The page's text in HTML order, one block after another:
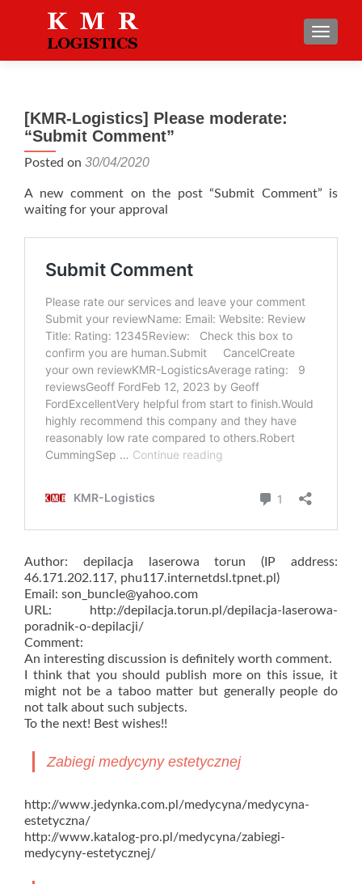
[KMR-Logistics] Please moderate:
“Submit Comment”
Posted on 30/04/2020
A new comment on the post “Submit Comment” is
waiting for your approval
Author: depilacja laserowa torun (IP address:
46.171.202.117, phu117.internetdsl.tpnet.pl)
Email: son_buncle@yahoo.com
URL: http://depilacja.torun.pl/depilacja-laserowa-
poradnik-o-depilacji/
Comment:
An interesting discussion is definitely worth comment.
I think that you should publish more on this issue, it
might not be a taboo matter but generally people do
not talk about such subjects.
To the next! Best wishes!!
Zabiegi medycyny estetycznej
http://www.jedynka.com.pl/medycyna/medycyna-
estetyczna/
http://www.katalog-pro.pl/medycyna/zabiegi-
medycyny-estetycznej/